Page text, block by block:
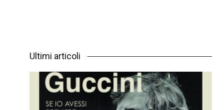
Ultimi articoli